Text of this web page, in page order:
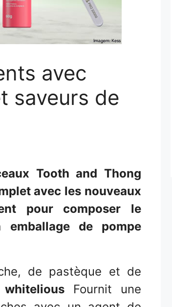
avec
saveurs de
Tooth and Thong
avec les nouveaux
pour composer le
de pompe
de pastèque et de
Fournit une